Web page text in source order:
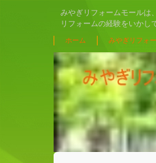
みやぎリフォームモールは
リフォームの経験をいかし
ホーム みやぎリフォ